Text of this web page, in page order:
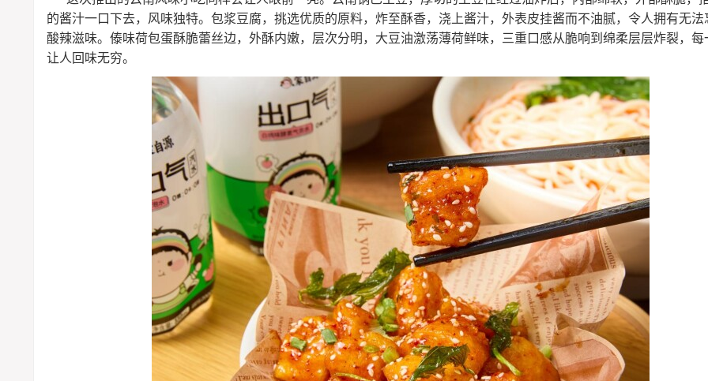
的酱汁一口下去，风味独特。包浆豆腐，挑选优质的原料，炸至酥香，浇上酱汁，外表皮挂酱而不油腻，令人拥有无法
酸辣滋味。傣味荷包蛋酥脆蕾丝边，外酥内嫩，层次分明，大豆油激荡薄荷鲜味，三重口感从脆响到绵柔层层炸裂，每
让人回味无穷。